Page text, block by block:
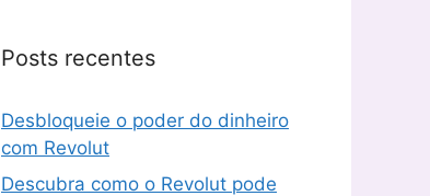
Posts recentes
Desbloqueie o poder do dinheiro
com Revolut
Descubra como o Revolut pode